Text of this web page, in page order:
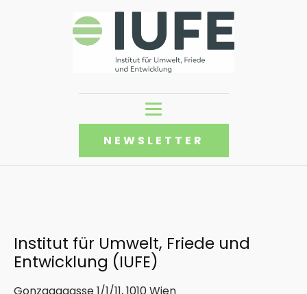
NEWSLETTER
Institut für Umwelt, Friede und
Entwicklung (IUFE)